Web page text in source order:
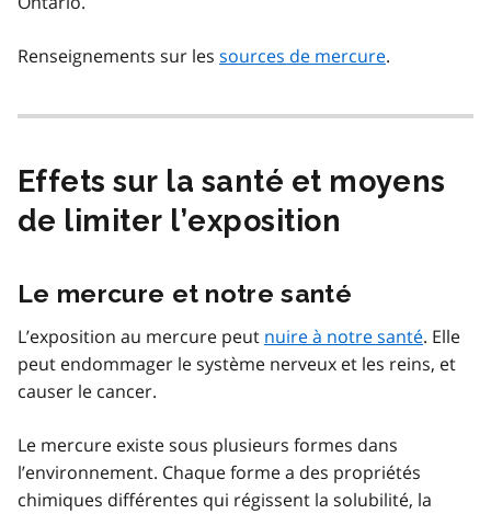
Renseignements sur les sources de mercure.
Effets sur la santé et moyens
de limiter l’exposition
Le mercure et notre santé
L’exposition au mercure peut nuire à notre santé. Elle
peut endommager le système nerveux et les reins, et
causer le cancer.
Le mercure existe sous plusieurs formes dans
l’environnement. Chaque forme a des propriétés
chimiques différentes qui régissent la solubilité, la